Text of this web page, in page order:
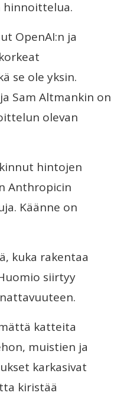
hinnoittelua.
OpenAI:n ja
se ole yksin.
Sam Altmankin on
olevan
hintojen
Anthropicin
Käänne on
kuka rakentaa
siirtyy
katteita
muistien ja
karkasivat
kiristää